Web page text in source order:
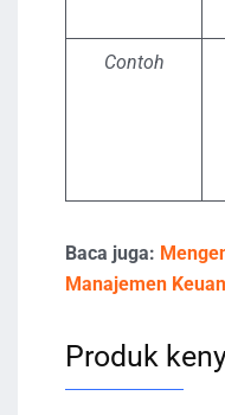
Contoh
Baca juga:
Manajemen
Produk